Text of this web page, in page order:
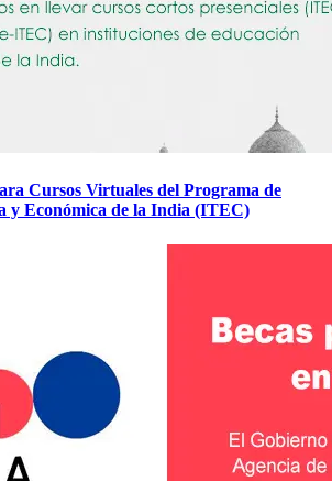
Cursos Virtuales del Programa de
y Económica de la India (ITEC)